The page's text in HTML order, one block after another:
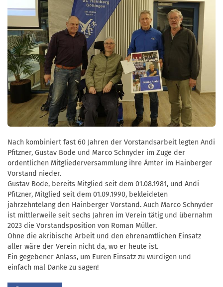
Nach kombiniert fast 60 Jahren der Vorstandsarbeit legten Andi
Pfitzner, Gustav Bode und Marco Schnyder im Zuge der
ordentlichen Mitgliederversammlung ihre Ämter im Hainberger
Vorstand nieder.
Gustav Bode, bereits Mitglied seit dem 01.08.1981, und Andi
Pfitzner, Mitglied seit dem 01.09.1990, bekleideten
jahrzehntelang den Hainberger Vorstand. Auch Marco Schnyder
ist mittlerweile seit sechs Jahren im Verein tätig und übernahm
2023 die Vorstandsposition von Roman Müller.
Ohne die akribische Arbeit und den ehrenamtlichen Einsatz
aller wäre der Verein nicht da, wo er heute ist.
Ein gegebener Anlass, um Euren Einsatz zu würdigen und
einfach mal Danke zu sagen!